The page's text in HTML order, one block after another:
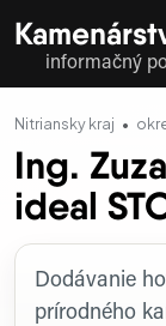
informačný
Nitriansky kraj
Ing.
ideal
Profil
Dodávanie
prírodného